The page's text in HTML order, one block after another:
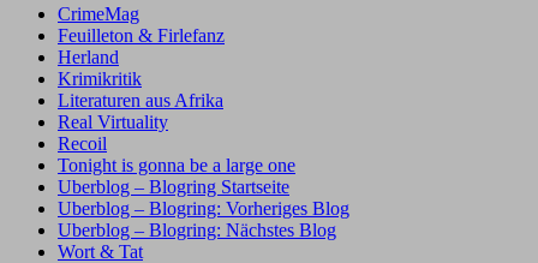
CrimeMag
Feuilleton & Firlefanz
Herland
Krimikritik
Literaturen aus Afrika
Real Virtuality
Recoil
Tonight is gonna be a large one
Uberblog – Blogring Startseite
Uberblog – Blogring: Vorheriges Blog
Uberblog – Blogring: Nächstes Blog
Wort & Tat